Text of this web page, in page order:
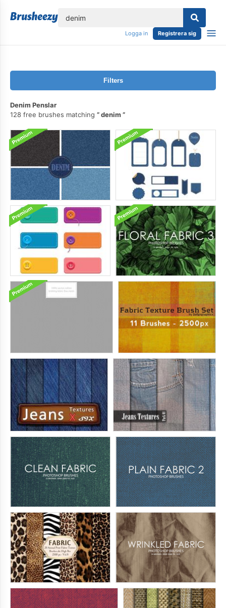
Logga in Registrera sig
Filters
Denim Penslar
128 free brushes matching
denim